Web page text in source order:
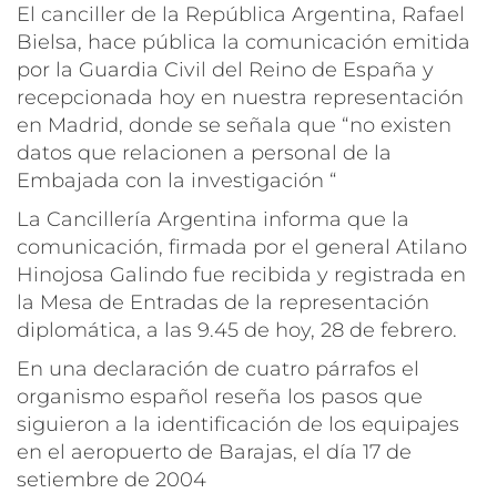
El canciller de la República Argentina, Rafael
Bielsa, hace pública la comunicación emitida
por la Guardia Civil del Reino de España y
recepcionada hoy en nuestra representación
en Madrid, donde se señala que “no existen
datos que relacionen a personal de la
Embajada con la investigación “
La Cancillería Argentina informa que la
comunicación, firmada por el general Atilano
Hinojosa Galindo fue recibida y registrada en
la Mesa de Entradas de la representación
diplomática, a las 9.45 de hoy, 28 de febrero.
En una declaración de cuatro párrafos el
organismo español reseña los pasos que
siguieron a la identificación de los equipajes
en el aeropuerto de Barajas, el día 17 de
setiembre de 2004